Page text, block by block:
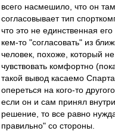
всего насмешило, что он
согласовывает тип
что это не единственная
кем-то "согласовать" из
человек, похоже, который
чувствовать комфортно
такой вывод касаемо
опереться на кого-то
если он и сам принял
решение, то все равно
правильно" со стороны.